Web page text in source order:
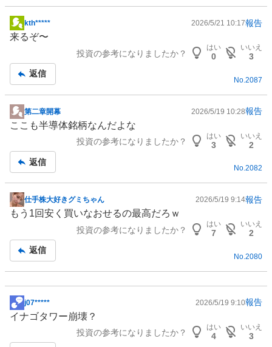
掲
示
事
kth***** 2026/5/21 10:17報告
来るぞ〜
投資の参考になりましたか？
はい
0
いいえ
3
返信
No. 2087
掲
示
事
第二章開幕 2026/5/19 10:28報告
ここも半導体銘柄なんだよな
投資の参考になりましたか？
はい
3
いいえ
2
返信
No.2082
掲
示
事
仕手株大好きグミちゃん 2026/5/19 9:14報告
もう1回安く買いなおせるの最高だろｗ
投資の参考になりましたか？
はい
7
いいえ
2
返信
No. 2080
掲
示
j07***** 2026/5/19 9:10報告
イナゴタワー崩壊？
投資の参考になりましたか？
はい
4
いいえ
3